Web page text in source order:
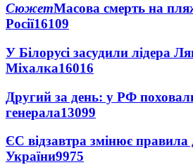
СюжетМасова смерть на
Росії16109
У Білорусі засудили лідера
Міхалка16016
Другий за день: у РФ
генерала13099
ЄС відзавтра змінює правила
України9975